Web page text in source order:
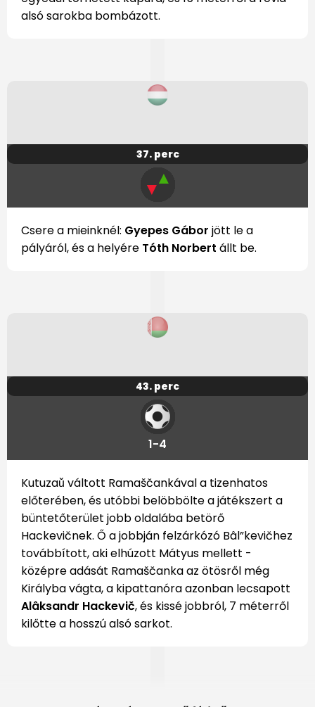
alsó sarokba bombázott.
37. perc
▼▲
Csere a mieinknél: Gyepes Gábor jött le a
pályáról, és a helyére Tóth Norbert állt be.
43. perc
1-4
Kutuzaǔ váltott Ramaščankával a tizenhatos
előterében, és utóbbi belöbbölte a játékszert a
büntetőterület jobb oldalába betörő
Hackevičnek. Ő a jobbján felzárkózó Bâl”kevičhez
továbbított, aki elhúzott Mátyus mellett -
középre adását Ramaščanka az ötösről még
Királyba vágta, a kipattanóra azonban lecsapott
Alâksandr Hackevič, és kissé jobbról, 7 méterről
kilőtte a hosszú alsó sarkot.